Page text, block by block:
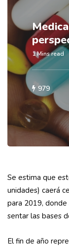
1 Mins read
979
Se estima que
unidades) caerá
para 2019,
sentar las bases
El fin de año